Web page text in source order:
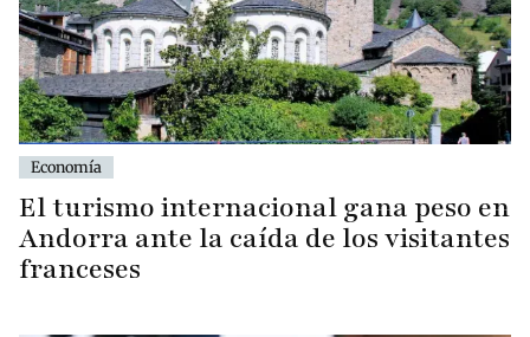
Economía
El turismo internacional gana peso en
Andorra ante la caída de los visitantes
franceses